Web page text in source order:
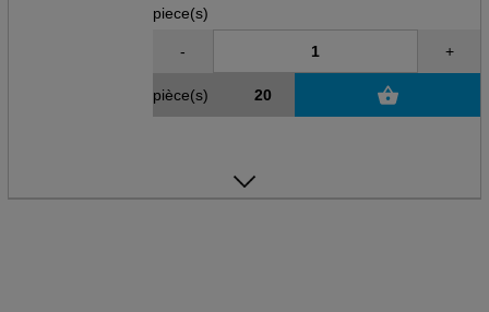
piece(s)
- +
pièce(s)